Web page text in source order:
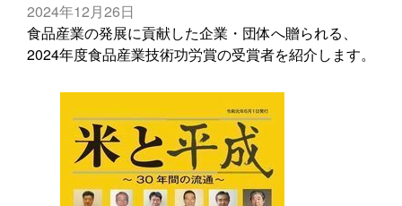
2024年12月26日
食品産業の発展に貢献した企業・団体へ贈られる、
2024年度食品産業技術功労賞の受賞者を紹介します。